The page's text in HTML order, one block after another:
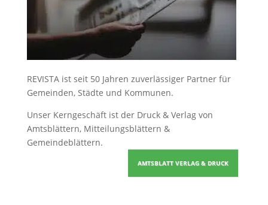
REVISTA ist seit 50 Jahren zuverlässiger Partner für
Gemeinden, Städte und Kommunen.
Unser Kerngeschäft ist der Druck & Verlag von
Amtsblättern, Mitteilungsblättern &
Gemeindeblättern.
AMTSBLATT VERLAG & DRUCK